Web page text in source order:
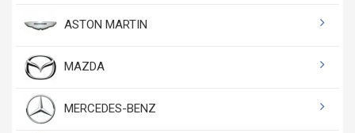
ASTON MARTIN
MAZDA
MERCEDES-BENZ